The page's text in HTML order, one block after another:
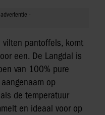
vilten pantoffels, komt
een. De Langdal is
van 100% pure
op
de temperatuur
en ideaal voor op